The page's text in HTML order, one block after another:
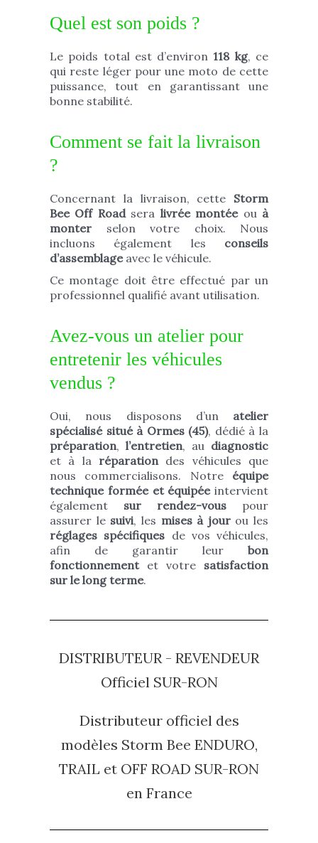
Quel est son poids ?
Le poids total est d’environ 118 kg, ce
qui reste léger pour une moto de cette
puissance, tout en garantissant une
bonne stabilité.
Comment se fait la livraison
?
Concernant la livraison, cette Storm
Bee Off Road sera livrée montéeou à
monter selon votre choix. Nous
incluons également les conseils
d’assemblageavec le véhicule.
Ce montage doit être effectué par un
professionnel qualifié avant utilisation.
Avez-vous un atelier pour
entretenir les véhicules
vendus ?
Oui, nous disposons d’un atelier
spécialisé situé à Ormes (45), dédié à la
préparation, l’entretien, au diagnostic
et à la réparationdes véhicules que
nous commercialisons. Notre équipe
technique formée et équipéeintervient
également sur rendez-vous pour
assurer le suivi, les mises à jourou les
réglages spécifiques de vos véhicules,
afin de garantir leur bon
fonctionnementet votre satisfaction
sur le long terme.
DISTRIBUTEUR - REVENDEUR
Officiel SUR-RON
Distributeur officiel des
modèles Storm Bee ENDURO,
TRAIL et OFF ROAD SUR-RON
en France